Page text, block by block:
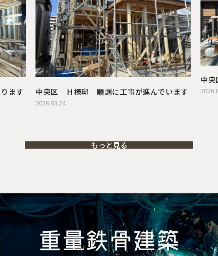
ます 中央区 Ｈ様邸 順調に工事が進んでいます
2026.03.24
中
もっと見る